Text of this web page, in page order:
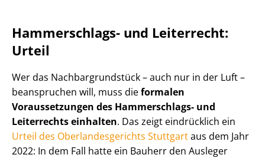
Hammerschlags- und Leiterrecht:
Urteil
Wer das Nach­bar­grund­stück – auch nur in der Luft –
beanspruchen will, muss dieformalen
Voraussetzungen des Hammerschlags- und
Leiterrechts einhalten. Das zeigt eindrücklich ein
Urteil des Ober­lan­des­ge­richts Stuttgartaus dem Jahr
2022: In dem Fall hatte ein Bauherr den Ausleger